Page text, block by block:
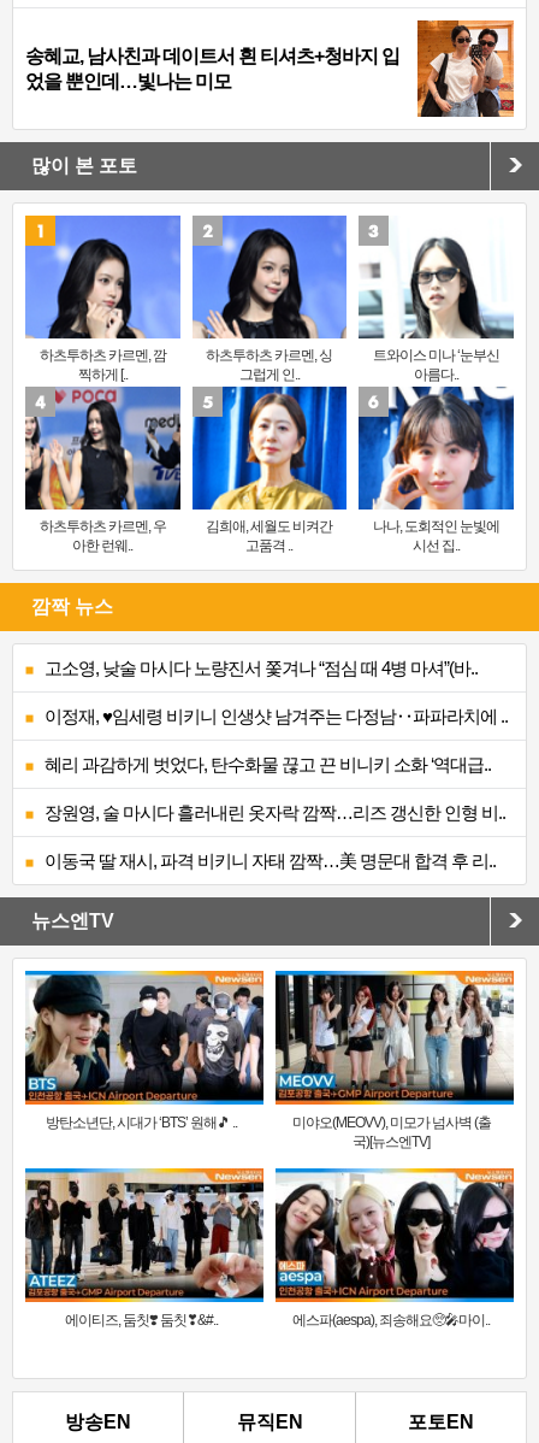
송혜교, 남사친과 데이트서 흰 티셔츠+청바지 입
었을 뿐인데…빛나는 미모
많이 본 포토
하츠투하츠 카르멘, 깜
찍하게 [..
하츠투하츠 카르멘, 싱
그럽게 인..
트와이스 미나 ‘눈부신
아름다..
하츠투하츠 카르멘, 우
아한 런웨..
김희애, 세월도 비켜간
고품격 ..
나나, 도회적인 눈빛에
시선 집..
깜짝 뉴스
고소영, 낮술 마시다 노량진서 쫓겨나 “점심 때 4병 마셔”(바..
이정재, ♥임세령 비키니 인생샷 남겨주는 다정남‥파파라치에 ..
혜리 과감하게 벗었다, 탄수화물 끊고 끈 비니키 소화 ‘역대급..
장원영, 술 마시다 흘러내린 옷자락 깜짝…리즈 갱신한 인형 비..
이동국 딸 재시, 파격 비키니 자태 깜짝…美 명문대 합격 후 리..
뉴스엔TV
방탄소년단, 시대가 ‘BTS’ 원해🎵 ..
미야오(MEOVV), 미모가 넘사벽 (출
국)[뉴스엔TV]
에이티즈, 둠칫❣️ 둠칫❣&#.. 에스파(aespa), 죄송해요🥺🎤마이..
방송EN 뮤직EN 포토EN